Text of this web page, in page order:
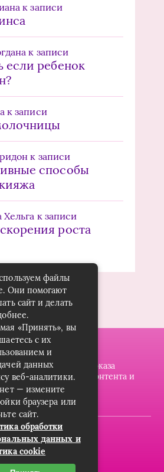
к записи
к записи
если ребенок
к записи
к записи
способы
к записи
роста
файлы cookie для показа
рекламы и/или контента и
нашего трафика.
© dzintarsshop.ru
Карта сайта
файлы
Они помогают
сайт и делать
«Принять», вы
с их
и
данных
веб-аналитики.
— измените
браузера или
сайт.
обработки
данных и
cookie